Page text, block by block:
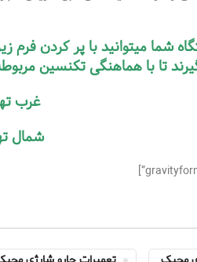
میتوانید با پر کردن فرم
تا با هماهنگی تکنسین
غرب تهران
شمال تهران